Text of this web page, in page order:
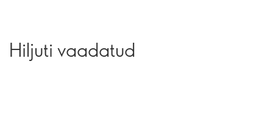
Hiljuti vaadatud